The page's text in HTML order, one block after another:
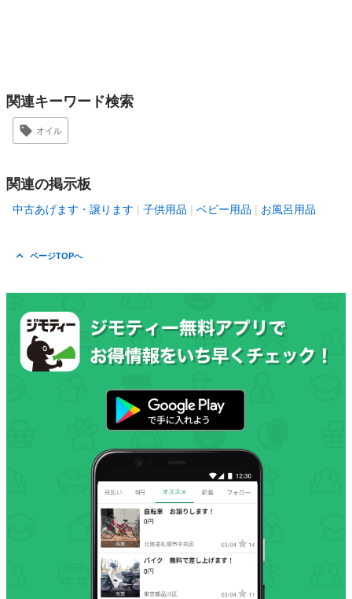
関連キーワード検索
オイル
関連の掲示板
中古あげます・譲ります 子供用品 ベビー用品 お風呂用品
ページTOPへ